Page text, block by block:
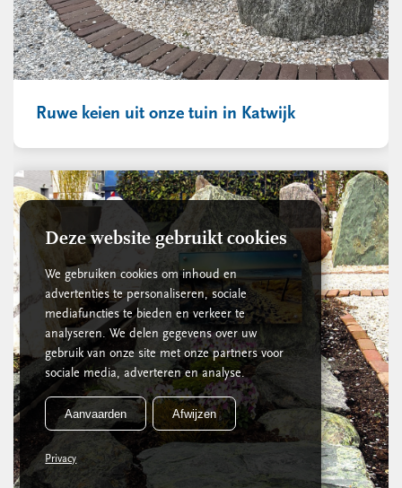
Ruwe keien uit onze tuin in Katwijk
Deze website gebruikt cookies
We gebruiken cookies om inhoud en
advertenties te personaliseren, sociale
mediafuncties te bieden en verkeer te
analyseren. We delen gegevens over uw
gebruik van onze site met onze partners voor
sociale media, adverteren en analyse.
Aanvaarden Afwijzen
Privacy